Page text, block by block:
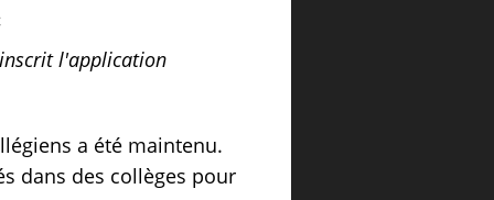
l'application
a été maintenu.
dans des collèges pour